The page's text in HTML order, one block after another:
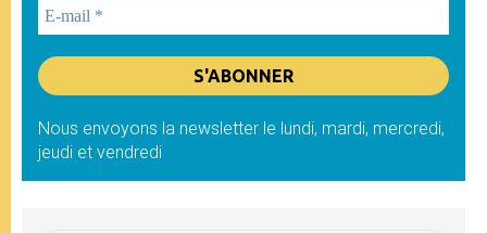
Nous envoyons la newsletter le lundi, mardi, mercredi,
jeudi et vendredi